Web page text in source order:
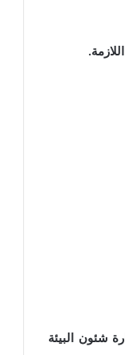
شئون البيئة